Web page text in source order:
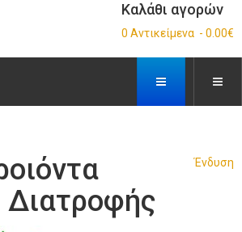
Καλάθι αγορών
0 Αντικείμενα - 0.00€
Ένδυση
Διατροφής